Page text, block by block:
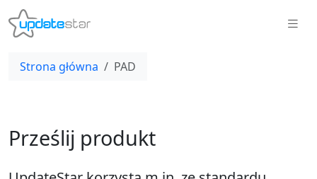
Strona główna PAD
Prześlij produkt